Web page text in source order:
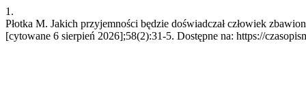
1.
Płotka M. Jakich przyjemności będzie doświadczał człowiek
[cytowane 6 sierpień 2026];58(2):31-5. Dostępne na: https://